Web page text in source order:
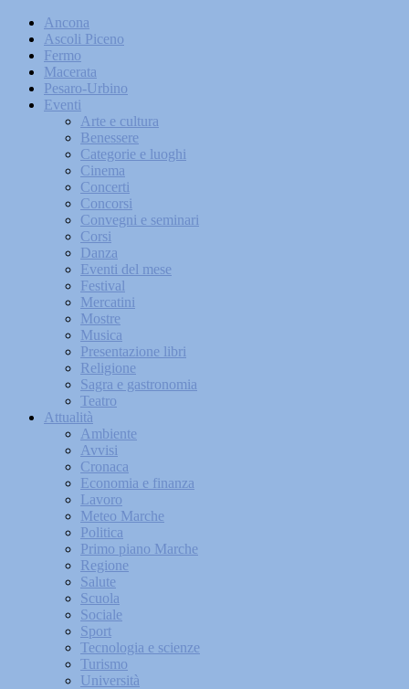
Ancona
Ascoli Piceno
Fermo
Macerata
Pesaro-Urbino
Eventi
Arte e cultura
Benessere
Categorie e luoghi
Cinema
Concerti
Concorsi
Convegni e seminari
Corsi
Danza
Eventi del mese
Festival
Mercatini
Mostre
Musica
Presentazione libri
Religione
Sagra e gastronomia
Teatro
Attualità
Ambiente
Avvisi
Cronaca
Economia e finanza
Lavoro
Meteo Marche
Politica
Primo piano Marche
Regione
Salute
Scuola
Sociale
Sport
Tecnologia e scienze
Turismo
Università